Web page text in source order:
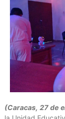
(Caracas, 27 de